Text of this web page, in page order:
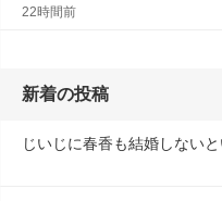
22時間前
新着の投稿
じいじに春香も結婚しない